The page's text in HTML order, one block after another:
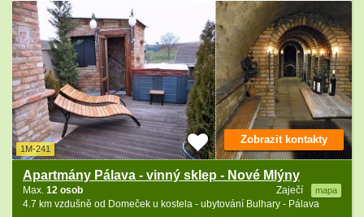
1M-241
Apartmány Pálava - vinný sklep - Nové Mlýny
Zaječí mapa
Max. 12 osob
4.7 km vzdušně od Domeček u kostela - ubytování Bulhary - Pálava
Zobrazit kontakty